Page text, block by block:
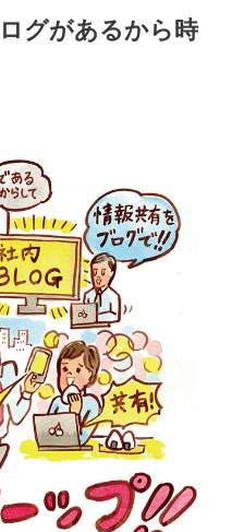
グがあるから時